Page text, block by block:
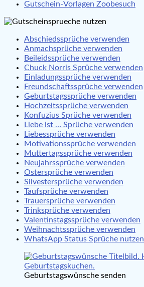
Gutschein-Vorlagen Zoobesuch
Abschiedssprüche verwenden
Anmachsprüche verwenden
Beileidssprüche verwenden
Chuck Norris Sprüche verwenden
Einladungssprüche verwenden
Freundschaftssprüche verwenden
Geburtstagssprüche verwenden
Hochzeitssprüche verwenden
Konfuzius Sprüche verwenden
Liebe ist … Sprüche verwenden
Liebessprüche verwenden
Motivationssprüche verwenden
Muttertagssprüche verwenden
Neujahrssprüche verwenden
Ostersprüche verwenden
Silvestersprüche verwenden
Taufsprüche verwenden
Trauersprüche verwenden
Trinksprüche verwenden
Valentinstagssprüche verwenden
Weihnachtssprüche verwenden
WhatsApp Status Sprüche nutzen
Geburtstagswünsche senden